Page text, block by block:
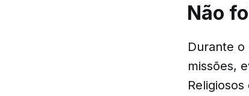
Não
Durante
missões,